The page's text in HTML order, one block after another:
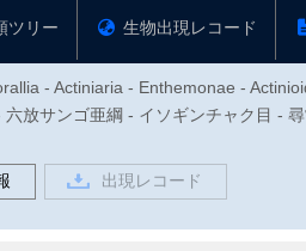
ツリー 生物出現レコード
- Actiniaria - Enthemonae -
放サンゴ亜綱 - イソギンチャク目 -
出現レコード